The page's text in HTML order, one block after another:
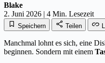
Blake
2. Juni 2026 | 4 Min. Lesezeit
Speichern Teilen
Manchmal lohnt es sich, eine
beginnen. Sondern mit einem